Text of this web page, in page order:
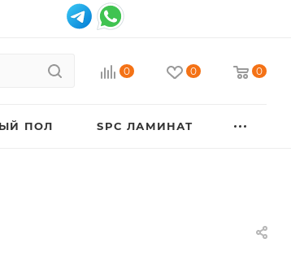
0 0 0
ПОЛ SPC ЛАМИНАТ